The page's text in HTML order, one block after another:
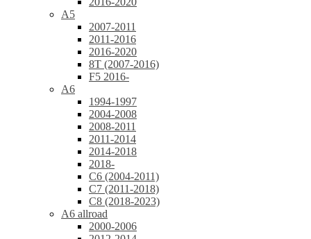
A5
2007-2011
2011-2016
2016-2020
8T (2007-2016)
F5 2016-
A6
1994-1997
2004-2008
2008-2011
2011-2014
2014-2018
2018-
C6 (2004-2011)
C7 (2011-2018)
C8 (2018-2023)
A6 allroad
2000-2006